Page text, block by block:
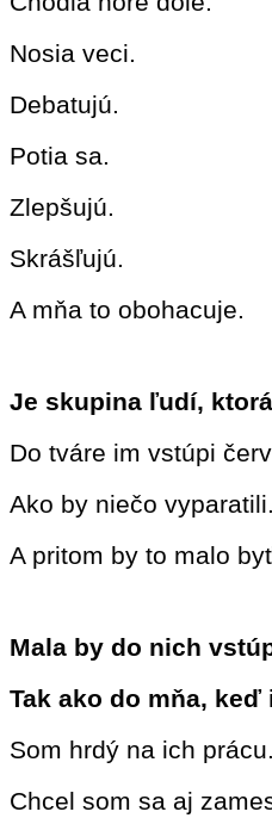
Nosia veci.
Debatujú.
Potia sa.
Zlepšujú.
Skrášľujú.
A mňa to obohacuje.
Je skupina ľudí,
Do tváre im vstúpi
Ako by niečo vyparatili.
A pritom by to malo
Mala by do nich
Tak ako do mňa,
Som hrdý na ich prácu.
Chcel som sa aj